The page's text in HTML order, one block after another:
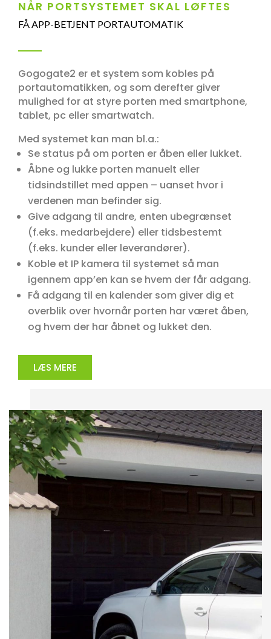
NÅR PORTSYSTEMET SKAL LØFTES
FÅ APP-BETJENT PORTAUTOMATIK
Gogogate2 er et system som kobles på
portautomatikken, og som derefter giver
mulighed for at styre porten med smartphone,
tablet, pc eller smartwatch.
Med systemet kan man bl.a.:
Se status på om porten er åben eller lukket.
Åbne og lukke porten manuelt eller
tidsindstillet med appen – uanset hvor i
verdenen man befinder sig.
Give adgang til andre, enten ubegrænset
(f.eks. medarbejdere) eller tidsbestemt
(f.eks. kunder eller leverandører).
Koble et IP kamera til systemet så man
igennem app’en kan se hvem der får adgang.
Få adgang til en kalender som giver dig et
overblik over hvornår porten har været åben,
og hvem der har åbnet og lukket den.
LÆS MERE